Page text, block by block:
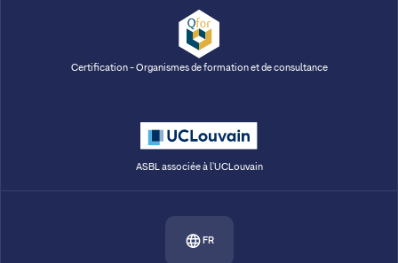
Certification - Organismes de formation et de consultance
ASBL associée à l'UCLouvain
FR